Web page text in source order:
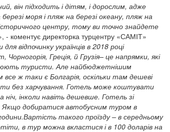
він підходить і дітям, і дорослим, адже
моря і пляж на березі океану, пляж на
центру, тому ви точно знайдете
- коментує директорка турцентру «САМІТ»
відпочинку українців в 2018 році
Греція, й Грузія– це напрямки, які
туристи. Але найбюджетнішим
все ж таки є Болгарія, оскільки там дешеві
без харчування. Готель може коштувати
ніч, інколи навіть дешевше. Готель зі
Якщо добиратися автобусним туром в
Вартість такого проїзду – в середньому
в тур можна вкластися і в 100 доларів на